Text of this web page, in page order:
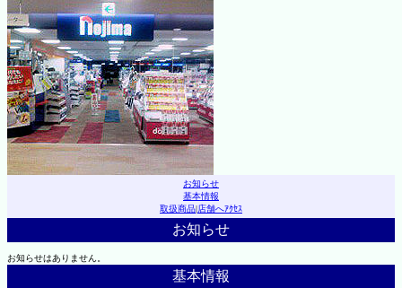
お知らせ
基本情報
取扱商品|店舗へｱｸｾｽ
お知らせ
お知らせはありません。
基本情報